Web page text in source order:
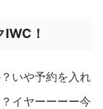
！
いや予約を入れ
イヤーーーー今